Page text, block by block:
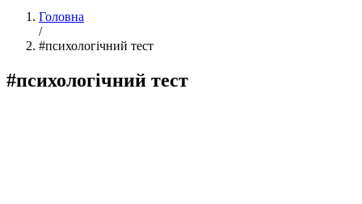
Головна
/
#психологічний тест
#психологічний тест